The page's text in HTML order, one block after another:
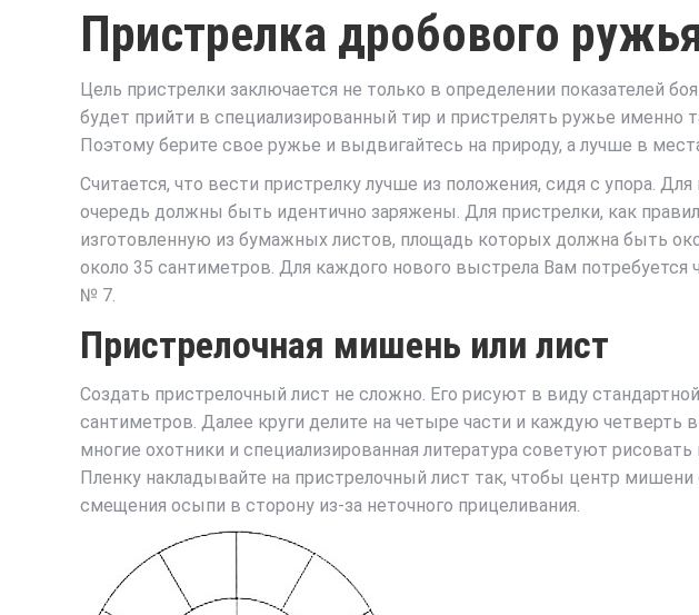
Пристрелка дробового
Цель пристрелки заключается не только в определении показателей
будет прийти в специализированный тир и пристрелять ружье
Поэтому берите свое ружье и выдвигайтесь на природу, а лучше в
Считается, что вести пристрелку лучше из положения, сидя с упора.
очередь должны быть идентично заряжены. Для пристрелки, как
изготовленную из бумажных листов, площадь которых должна быть
около 35 сантиметров. Для каждого нового выстрела Вам
№ 7.
Пристрелочная мишень или лист
Создать пристрелочный лист не сложно. Его рисуют в виду
сантиметров. Далее круги делите на четыре части и каждую четверть
многие охотники и специализированная литература советуют
Пленку накладывайте на пристрелочный лист так, чтобы центр
смещения осыпи в сторону из-за неточного прицеливания.